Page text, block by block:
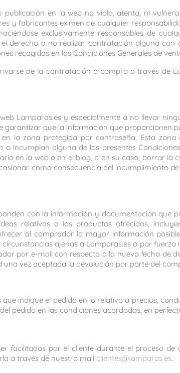
en la web no viola, atenta, ni
y fabricantes eximen de cualquier
exclusivamente responsables de
derecho a no realizar contratación alguna
recogidas en las Condiciones Generales de
de la contratación o compra a través de
Lamparas.es y especialmente a no llevar
que la información que proporcionen
la zona protegida por contraseña. Esta
alguna de las presentes
en la web o en el blog, o en su caso, borrar la
como consecuencia del incumplimiento
con la información y documentación que
relativas a los productos ofrecidos,
al comprador la mayor información
ajenas a Lamparas.es o por
por e-mail con respecto a la nueva fecha de
vez aceptada la devolución por parte del
indique el pedido en lo relativo a precios,
pedido en las condiciones acordadas, en
facilitados por el cliente durante el proceso
a través de nuestro mail clientes@lamparas.es.